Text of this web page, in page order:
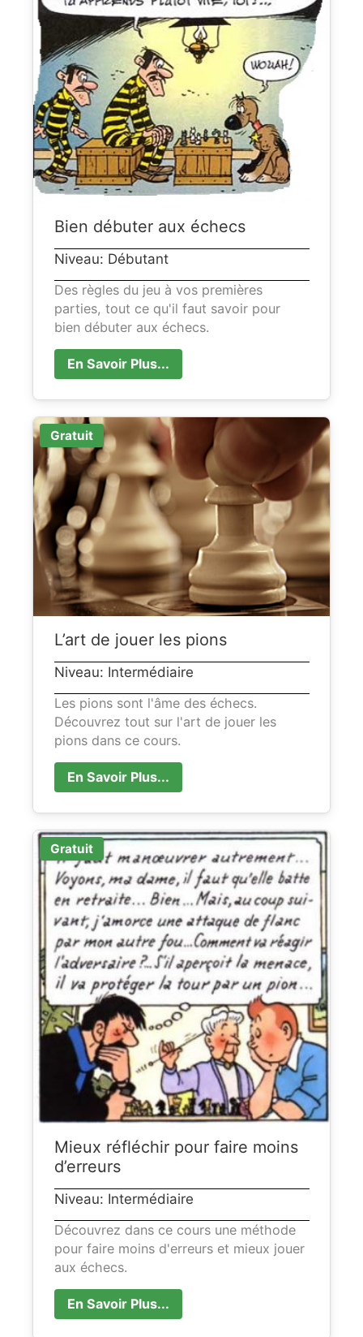
Bien débuter aux échecs
Niveau: Débutant
Des règles du jeu à vos premières
parties, tout ce qu'il faut savoir pour
bien débuter aux échecs.
En Savoir Plus...
Gratuit
L’art de jouer les pions
Niveau: Intermédiaire
Les pions sont l'âme des échecs.
Découvrez tout sur l'art de jouer les
pions dans ce cours.
En Savoir Plus...
Gratuit
Mieux réfléchir pour faire moins
d’erreurs
Niveau: Intermédiaire
Découvrez dans ce cours une méthode
pour faire moins d'erreurs et mieux jouer
aux échecs.
En Savoir Plus...